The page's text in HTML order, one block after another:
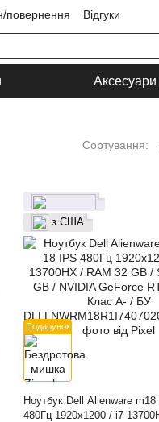
повернення
Відгуки
Аксесуари
Сортування:
Подарунок
з США
Ноутбук Dell Alienware
480Гц 1920x1200 / i7-